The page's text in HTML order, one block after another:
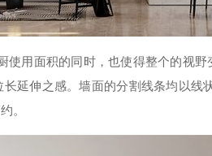
使用面积的同时，也使得整个的视
延伸之感。墙面的分割线条均以线
。